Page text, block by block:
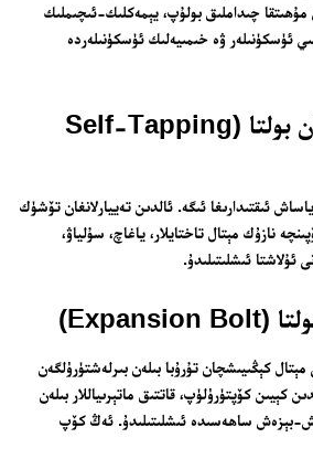
مۇھىتقا چىداملىق بولۇپ، يېمەكلىك-ئىچىملىك
ئۈسكۈنىلەر ۋە خىمىيەلىك ئۈسكۈنىلەردە
2.4 ئۆزى پاتىدىغان بولتا (Self-Tapping
ئىقتىدارىغا ئىگە. ئالدىن تەييارلانغان تۆشۈك
نازۇك مېتال تاختايلار، ياغاچ، سۇلياۋ،
ئۇلاشتا ئىشلىتىلىدۇ.
كېڭىيىشچان تۇرۇبا بىلەن بىرلەشتۈرۈلگەن
كېيىن كۆپتۈرۈلۈپ، قاتتىق ماتېرىياللار بىلەن
بېزەش ساھەسىدە ئىشلىتىلىدۇ. ئەڭ كۆپ